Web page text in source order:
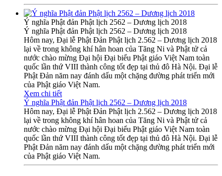
Ý nghĩa Phật đản Phật lịch 2562 – Dương lịch 2018
Ý nghĩa Phật đản Phật lịch 2562 – Dương lịch 2018
Hôm nay, Đại lễ Phật Đản Phật lịch 2.562 – Dương lịch 2018
lại về trong không khí hân hoan của Tăng Ni và Phật tử cả
nước chào mừng Đại hội Đại biểu Phật giáo Việt Nam toàn
quốc lần thứ VIII thành công tốt đẹp tại thủ đô Hà Nội. Đại lễ
Phật Đản năm nay đánh dấu một chặng đường phát triển mới
của Phật giáo Việt Nam.
Xem chi tiết
Ý nghĩa Phật đản Phật lịch 2562 – Dương lịch 2018
Hôm nay, Đại lễ Phật Đản Phật lịch 2.562 – Dương lịch 2018
lại về trong không khí hân hoan của Tăng Ni và Phật tử cả
nước chào mừng Đại hội Đại biểu Phật giáo Việt Nam toàn
quốc lần thứ VIII thành công tốt đẹp tại thủ đô Hà Nội. Đại lễ
Phật Đản năm nay đánh dấu một chặng đường phát triển mới
của Phật giáo Việt Nam.